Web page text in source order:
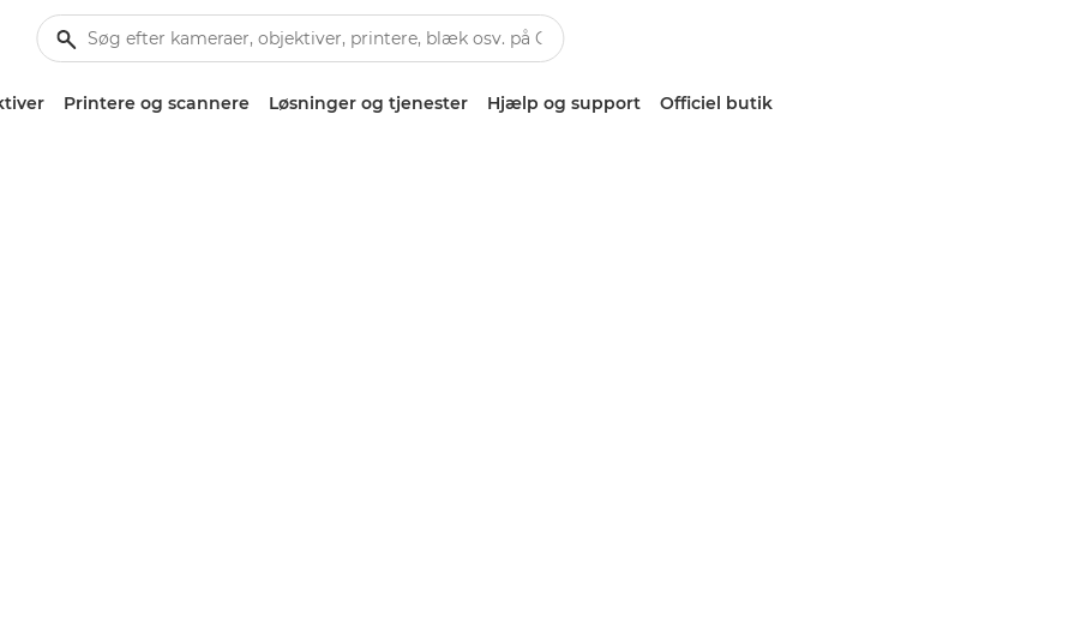
Printere og scannere Løsninger og tjenester Hjælp og support Officiel butik